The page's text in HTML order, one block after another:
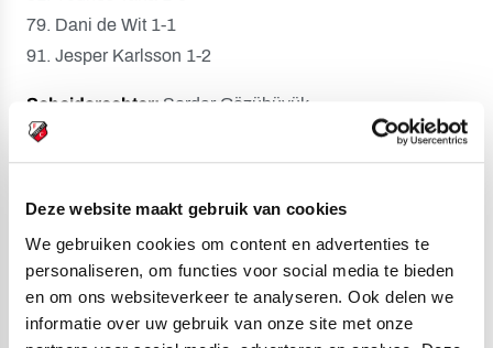
Deze website maakt gebruik van cookies
We gebruiken cookies om content en advertenties te
personaliseren, om functies voor social media te bieden
en om ons websiteverkeer te analyseren. Ook delen we
informatie over uw gebruik van onze site met onze
79. Dani de Wit 1-1
91. Jesper Karlsson 1-2
Scheidsrechter: Serdar Gözübüyük
Etienne Vaessen; Marvin Peersman (85. Wouter Prins),
Dies Janse, Marco Rente (46. Tyrique Mercera), Thijmen
Blokzijl; Stije Resink, Tygo Land (85. Travis Hernes),